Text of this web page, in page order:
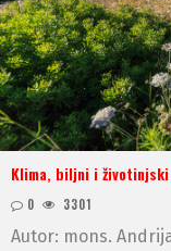
Klima, biljni i
0 3301
Autor: mons.